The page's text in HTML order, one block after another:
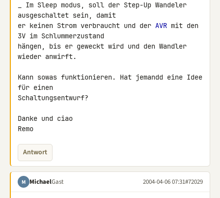
_ Im Sleep modus, soll der Step-Up Wandeler
ausgeschaltet sein, damit
er keinen Strom verbraucht und der AVR mit den
3V im Schlummerzustand
hängen, bis er geweckt wird und den Wandler
wieder anwirft.
Kann sowas funktionieren. Hat jemandd eine Idee
für einen
Schaltungsentwurf?
Danke und ciao
Remo
Antwort
M MichaelGast 2004-04-06 07:31#72029